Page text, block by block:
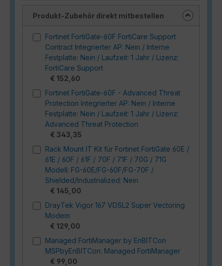
Produkt-Zubehör direkt mitbestellen
Fortinet FortiGate-60F FortiCare Support
Contract Integrierter AP: Nein / Interne
Festplatte: Nein / Laufzeit: 1 Jahr / Lizenz:
FortiCare Support
€ 152,60
Fortinet FortiGate-60F - Advanced Threat
Protection Integrierter AP: Nein / Interne
Festplatte: Nein / Laufzeit: 1 Jahr / Lizenz:
Advanced Threat Protection
€ 343,35
Rack Mount IT Kit für Fortinet FortiGate 60E /
61E / 60F / 61F / 70F / 71F / 70G / 71G
Modell: FG-60E/FG-60F/FG-70F /
Shielded/Industrialized: Nein
€ 145,00
DrayTek Vigor 167 VDSL2 Super Vectoring
Modem
€ 129,00
Managed FortiManager by EnBITCon
MSPbyEnBITCon: Managed FortiManager
€ 99,00